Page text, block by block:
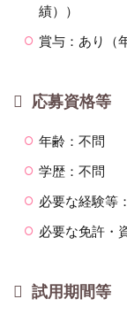
績））
賞与：あり（
応募資格等
年齢：不問
学歴：不問
必要な経験等
必要な免許・
試用期間等